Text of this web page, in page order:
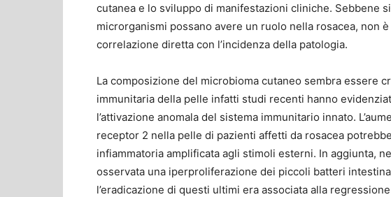
cutanea e lo sviluppo di manifestazioni cliniche. Sebbene
microrganismi possano avere un ruolo nella rosacea, non
correlazione diretta con l’incidenza della patologia.
La composizione del microbioma cutaneo sembra essere
immunitaria della pelle infatti studi recenti hanno
l’attivazione anomala del sistema immunitario innato.
receptor 2 nella pelle di pazienti affetti da rosacea
infiammatoria amplificata agli stimoli esterni. In aggiunta,
osservata una iperproliferazione dei piccoli batteri
l’eradicazione di questi ultimi era associata alla